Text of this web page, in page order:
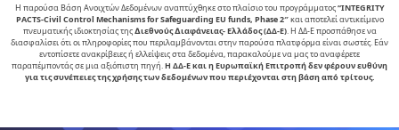
Η παρούσα Βάση Ανοιχτών Δεδομένων αναπτύχθηκε στο πλαίσιο του προγράμματος“INTEGRITY
PACTS-Civil Control Mechanisms for Safeguarding EU funds, Phase 2″και αποτελεί αντικείµενο
πνευµατικής ιδιοκτησίας της∆ιεθνούς ∆ιαφάνειας- Ελλάδος (ΔΔ-Ε). Η ΔΔ-Ε προσπάθησε να
διασφαλίσει ότι οι πληροφορίες που περιλαμβάνονται στην παρούσα πλατφόρμα είναι σωστές. Εάν
εντοπίσετε ανακρίβειες ή ελλείψεις στα δεδομένα, παρακαλούμε να μας το αναφέρετε
παραπέμποντάς σε μια αξιόπιστη πηγή.Η ΔΔ-Ε και η Ευρωπαϊκή Επιτροπή δεν φέρουν ευθύνη
για τις συνέπειες της χρήσης των δεδομένων που περιέχονται στη βάση από τρίτους.